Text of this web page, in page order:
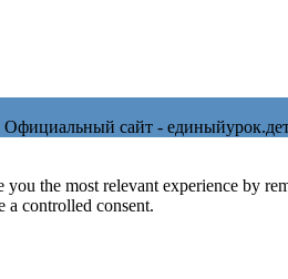
сайт -
you the most relevant experience by
controlled consent.